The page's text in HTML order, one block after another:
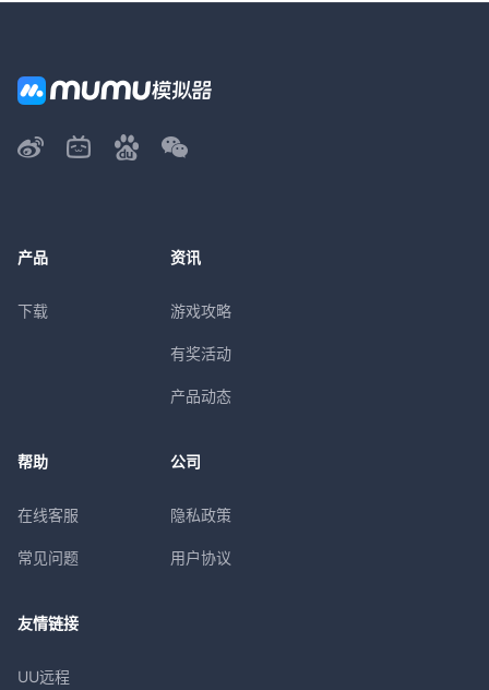
产品
下载
资讯
游戏攻略
有奖活动
产品动态
帮助
在线客服
常见问题
公司
隐私政策
用户协议
友情链接
UU远程